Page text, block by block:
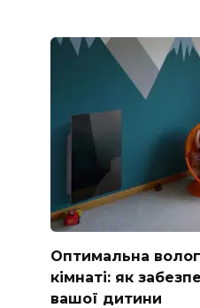
Оптимальна
кімнаті: як
вашої дитини